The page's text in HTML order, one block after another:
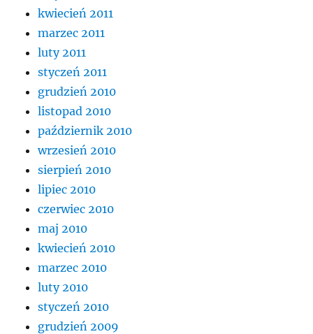
kwiecień 2011
marzec 2011
luty 2011
styczeń 2011
grudzień 2010
listopad 2010
październik 2010
wrzesień 2010
sierpień 2010
lipiec 2010
czerwiec 2010
maj 2010
kwiecień 2010
marzec 2010
luty 2010
styczeń 2010
grudzień 2009